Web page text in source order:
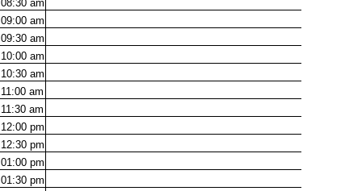
08:30 am
09:00 am
09:30 am
10:00 am
10:30 am
11:00 am
11:30 am
12:00 pm
12:30 pm
01:00 pm
01:30 pm